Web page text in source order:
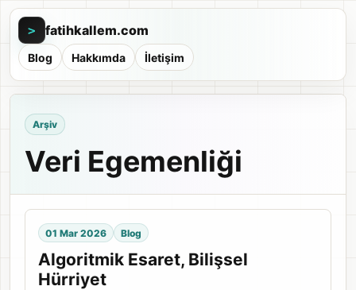
> fatihkallem.com
Blog Hakkımda İletişim
Arşiv
Veri Egemenliği
01 Mar 2026 Blog
Algoritmik Esaret, Bilişsel
Hürriyet